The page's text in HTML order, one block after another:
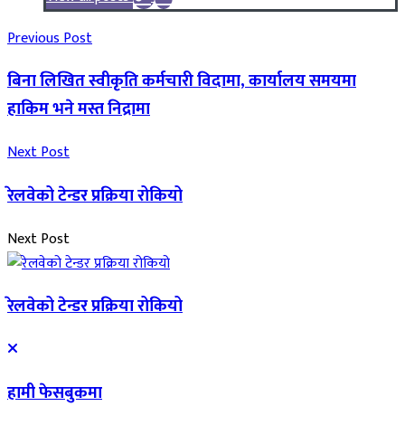
Previous Post
बिना लिखित स्वीकृति कर्मचारी विदामा, कार्यालय समयमा
हाकिम भने मस्त निद्रामा
Next Post
रेलवेको टेन्डर प्रक्रिया रोकियो
Next Post
रेलवेको टेन्डर प्रक्रिया रोकियो
हामी फेसबुकमा